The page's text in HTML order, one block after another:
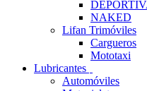
NAKED
Lifan Trimóviles
Cargueros
Mototaxi
Lubricantes
Automóviles